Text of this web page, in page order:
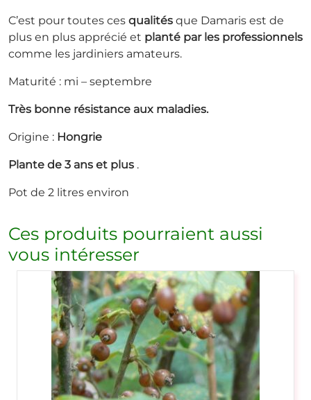
C’est pour toutes ces qualités que Damaris est de
plus en plus apprécié et planté par les professionnels
comme les jardiniers amateurs.
Maturité : mi – septembre
Très bonne résistance aux maladies.
Origine : Hongrie
Plante de 3 ans et plus .
Pot de 2 litres environ
Ces produits pourraient aussi
vous intéresser